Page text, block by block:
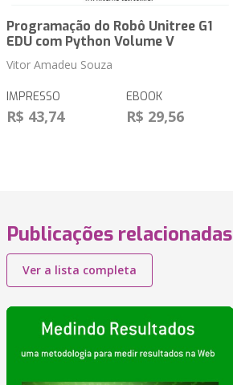
Programação do Robô Unitree G1
EDU com Python Volume V
Vitor Amadeu Souza
IMPRESSO
R$ 43,74
EBOOK
R$ 29,56
Publicações relacionadas
Ver a lista completa